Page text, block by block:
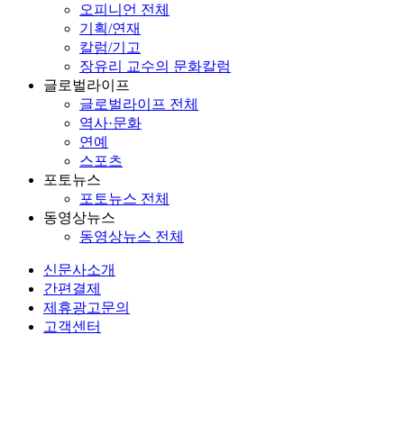
오피니언 전체
기획/연재
칼럼/기고
장유리 교수의 문화칼럼
글로벌라이프
글로벌라이프 전체
역사·문화
연예
스포츠
포토뉴스
포토뉴스 전체
동영상뉴스
동영상뉴스 전체
신문사소개
간편결제
제휴광고문의
고객센터